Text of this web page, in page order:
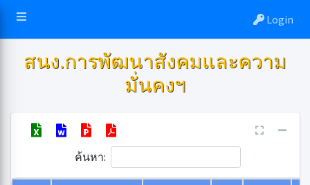
Login
สนง.การพัฒนาสังคมและความ
มั่นคงฯ
ค้นหา: